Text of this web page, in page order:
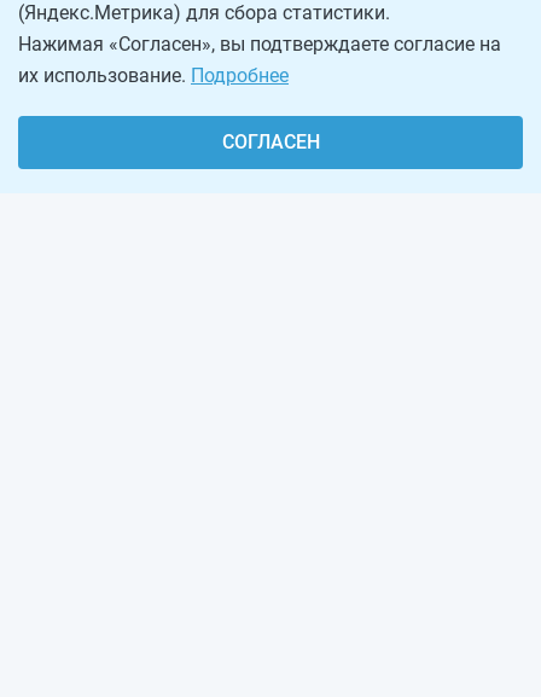
(Яндекс.Метрика) для сбора статистики.
Нажимая «Согласен», вы подтверждаете согласие на
их использование. Подробнее
СОГЛАСЕН